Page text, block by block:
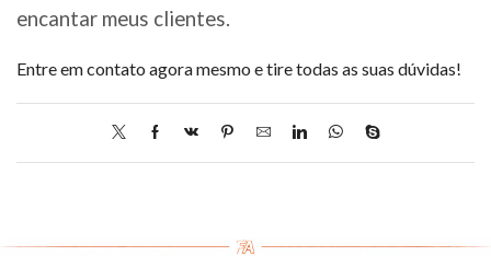
encantar meus clientes.
Entre em contato agora mesmo e tire todas as suas dúvidas!